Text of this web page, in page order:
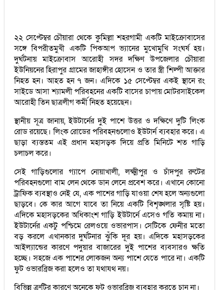
২২ সেপ্টেম্বর চৌয়ারা থেকে কুমিল্লা শহরগামী একটি মাইক্রোবাসের
সঙ্গে বিপরীতমুখী একটি পিকআপ ভ্যানের মুখোমুখি সংঘর্ষ হয়।
দুর্ঘটনায় মাইক্রোবাস আরোহী সদর দক্ষিণ উপজেলার চৌয়ারা
ইউনিয়নের হিরাপুর গ্রামের জাহাঙ্গীর হোসেন ও তার স্ত্রী শিল্পী আক্তার
নিহত হন। আহত হন ৭ জন। এদিকে ১৫ সেপ্টেম্বর একই স্থানে রং
সাইডে আসা শ্যামলী পরিবহনের একটি বাসের চাপায় মোটরসাইকেল
আরোহী তিন ছাত্রলীগ কর্মী নিহত হয়েছেন।
স্থানীয় সূত্র জানায়, ইউটার্নের দুই পাশে উত্তর ও দক্ষিণে দুটি লিংক
রোড রয়েছে। লিংক রোডের পরিবহনগুলোও ইউটার্ন ব্যবহার করে। এ
ছাড়া ব্যস্ততম এই প্রধান মহাসড়ক দিয়ে প্রতি মিনিটে শত গাড়ি
চলাচল করে।
সেই গাড়িগুলোর গ্যাপে নোয়াখালী, লক্ষ্মীপুর ও চাঁদপুর রুটের
পরিবহনগুলো বাম লেন থেকে ডান লেনে প্রবেশ করে। এখানে কোনো
ট্রাফিক ব্যবস্থাও নেই যে, এক পাশের গাড়ি যাওয়া শেষ হলে অন্যগুলো
ছাড়বে। কে কার আগে যাবে তা নিয়ে একটি বিশৃঙ্খলার সৃষ্টি হয়।
এদিকে মহাসড়কের অধিকাংশ গাড়ি ইউটার্নে এসেও গতি কমায় না।
ইউটার্নের একটু পশ্চিমে রেলওয়ে ওভারপাস। সেটিকে ফেনীর মতো
বড় করলে এখানকার দুর্ঘটনার ঝুঁকি দূর হয়। এদিকে মহাসড়কের
আইল্যান্ডের কারণে পদুয়ার বাজারের দুই পাশের ব্যবসারও ক্ষতি
হচ্ছে। সহজে এক পাশের লোকজন অন্য পাশে যেতে পারে না। একটি
ফুট ওভারব্রিজ করা হলেও তা যথাযথ নয়।
বিভিন্ন ত্রুটির কারণে অনেকে ফুট ওভারব্রিজ ব্যবহার করতে চান না।